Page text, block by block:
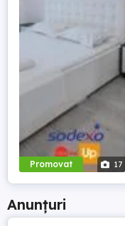
Promovat 17
Anunțuri